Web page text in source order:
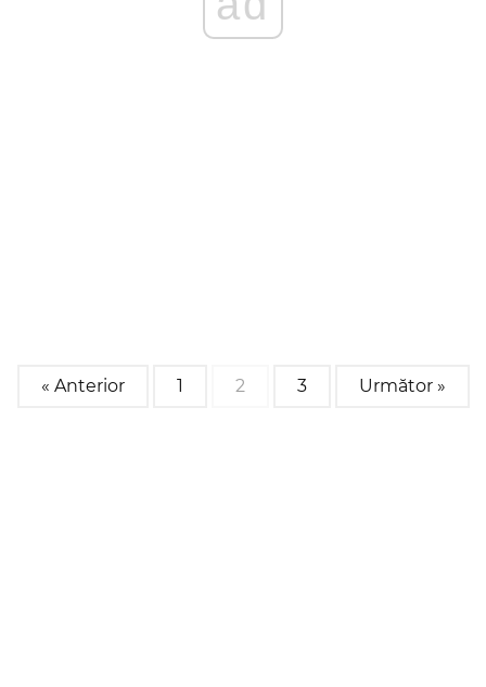
« Anterior 1 2 3 Următor »